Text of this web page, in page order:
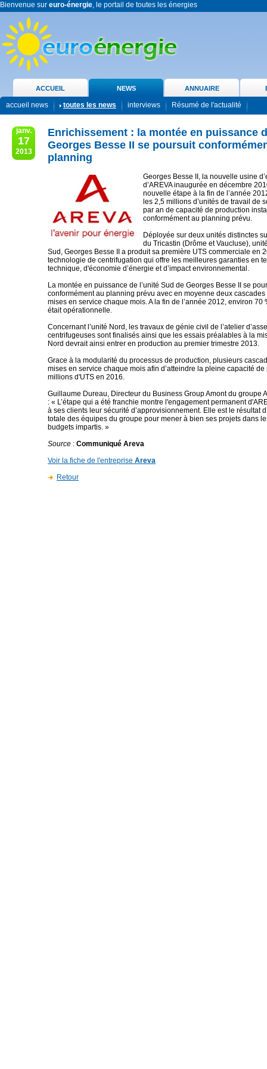
Bienvenue sur euro-énergie, le portail de toutes les énergies
ACCUEIL NEWS ANNUAIRE
accueil news toutes les news interviews Résumé de l'actualité
janv.
17
2013
Enrichissement : la montée en puissance
Georges Besse II se poursuit
planning
Georges Besse II, la nouvelle usine
d’AREVA inaugurée en décembre
nouvelle étape à la fin de l’année
les 2,5 millions d’unités de travail de
par an de capacité de production
conformément au planning prévu.
Déployée sur deux unités distinctes
du Tricastin (Drôme et Vaucluse),
Sud, Georges Besse II a produit sa première UTS commerciale en
technologie de centrifugation qui offre les meilleures garanties en
technique, d'économie d’énergie et d’impact environnemental.
La montée en puissance de l’unité Sud de Georges Besse II se
conformément au planning prévu avec en moyenne deux
mises en service chaque mois. A la fin de l’année 2012, environ 70
était opérationnelle.
Concernant l’unité Nord, les travaux de génie civil de l’atelier
centrifugeuses sont finalisés ainsi que les essais préalables à la
Nord devrait ainsi entrer en production au premier trimestre 2013.
Grace à la modularité du processus de production, plusieurs
mises en service chaque mois afin d’atteindre la pleine capacité
millions d'UTS en 2016.
Guillaume Dureau, Directeur du Business Group Amont du groupe
: « L’étape qui a été franchie montre l'engagement permanent
à ses clients leur sécurité d’approvisionnement. Elle est le résultat
totale des équipes du groupe pour mener à bien ses projets dans
budgets impartis. »
Source : Communiqué Areva
Voir la fiche de l'entreprise Areva
Retour